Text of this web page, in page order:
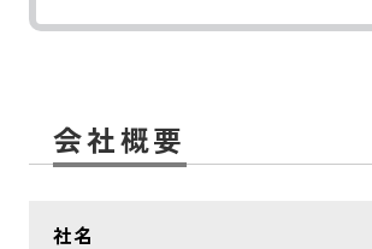
会社概要
社名